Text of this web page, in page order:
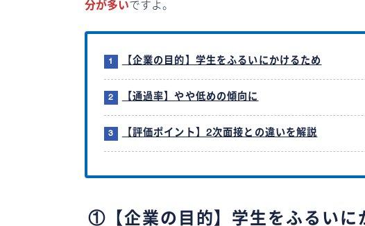
分が多いですよ。
【企業の目的】学生をふるいにかけるため
【通過率】やや低めの傾向に
【評価ポイント】2次面接との違いを解説
①【企業の目的】学生をふるいに